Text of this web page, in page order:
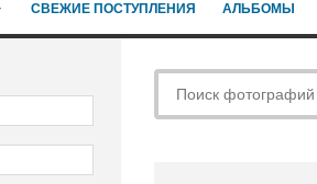
СВЕЖИЕ ПОСТУПЛЕНИЯ АЛЬБОМЫ